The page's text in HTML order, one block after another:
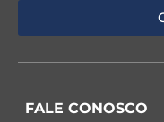
FALE CONOSCO